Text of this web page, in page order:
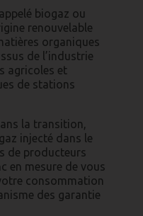
biogaz ou
renouvelable
organiques
de l’industrie
agricoles et
de stations
la transition,
injecté dans le
de producteurs
en mesure de vous
consommation
des garantie